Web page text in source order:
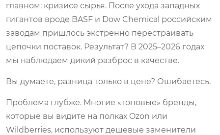
главном: кризисе сырья. После ухода западных
гигантов вроде BASF и Dow Chemical российским
заводам пришлось экстренно перестраивать
цепочки поставок. Результат? В 2025–2026 годах
мы наблюдаем дикий разброс в качестве.
Вы думаете, разница только в цене? Ошибаетесь.
Проблема глубже. Многие «топовые» бренды,
которые вы видите на полках Ozon или
Wildberries, используют дешевые заменители